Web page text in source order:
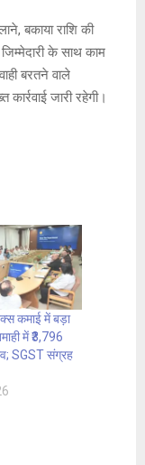
बकाया राशि की
के साथ काम
बरतने वाले
जारी रहेगी।
कमाई में बड़ा
में ₹3,796
SGST संग्रह